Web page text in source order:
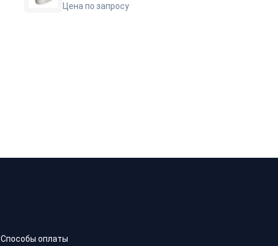
Цена по запросу
Способы оплаты